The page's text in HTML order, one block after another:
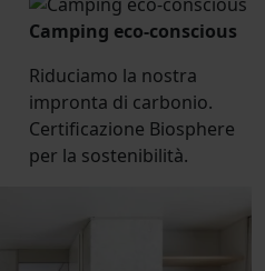
Camping eco-conscious
Riduciamo la nostra
impronta di carbonio.
Certificazione Biosphere
per la sostenibilità.